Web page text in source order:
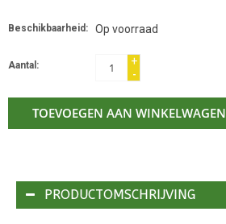
Beschikbaarheid: Op voorraad
Aantal:
+
-
TOEVOEGEN AAN WINKELWAGEN
PRODUCTOMSCHRIJVING